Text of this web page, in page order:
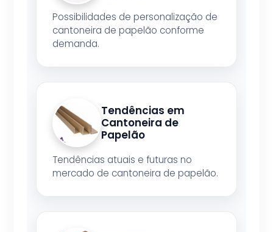
Possibilidades de personalização de
cantoneira de papelão conforme
demanda.
Tendências em
Cantoneira de
Papelão
Tendências atuais e futuras no
mercado de cantoneira de papelão.